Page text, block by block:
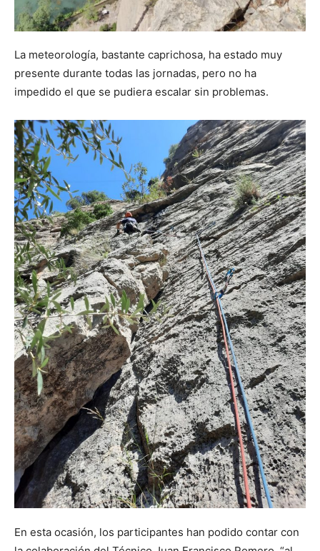
La meteorología, bastante caprichosa, ha estado muy
presente durante todas las jornadas, pero no ha
impedido el que se pudiera escalar sin problemas.
En esta ocasión, los participantes han podido contar con